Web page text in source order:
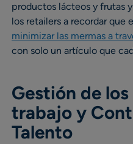
productos lácteos y frutas
los retailers a recordar
minimizar las mermas a
con solo un artículo que
Gestión de
trabajo y
Talento